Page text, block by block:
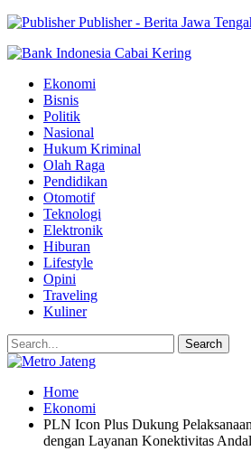
Publisher - Berita Jawa
Ekonomi
Bisnis
Politik
Nasional
Hukum Kriminal
Olah Raga
Pendidikan
Otomotif
Teknologi
Elektronik
Hiburan
Lifestyle
Opini
Traveling
Kuliner
Home
Ekonomi
PLN Icon Plus Dukung
dengan Layanan Konektivitas Andal